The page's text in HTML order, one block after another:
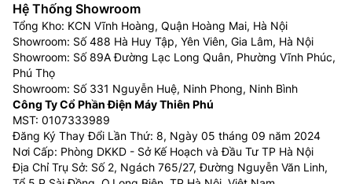
Hệ Thống Showroom
Tổng Kho: KCN Vĩnh Hoàng, Quận Hoàng Mai, Hà Nội
Showroom: Số 488 Hà Huy Tập, Yên Viên, Gia Lâm, Hà Nội
Showroom: Số 89A Đường Lạc Long Quân, Phường Vĩnh Phúc,
Phú Thọ
Showroom: Số 331 Nguyễn Huệ, Ninh Phong, Ninh Bình
Công Ty Cổ Phần Điện Máy Thiên Phú
MST: 0107333989
Đăng Ký Thay Đổi Lần Thứ: 8, Ngày 05 tháng 09 năm 2024
Nơi Cấp: Phòng DKKD - Sở Kế Hoạch và Đầu Tư TP Hà Nội
Địa Chỉ Trụ Sở: Số 2, Ngách 765/27, Đường Nguyễn Văn Linh,